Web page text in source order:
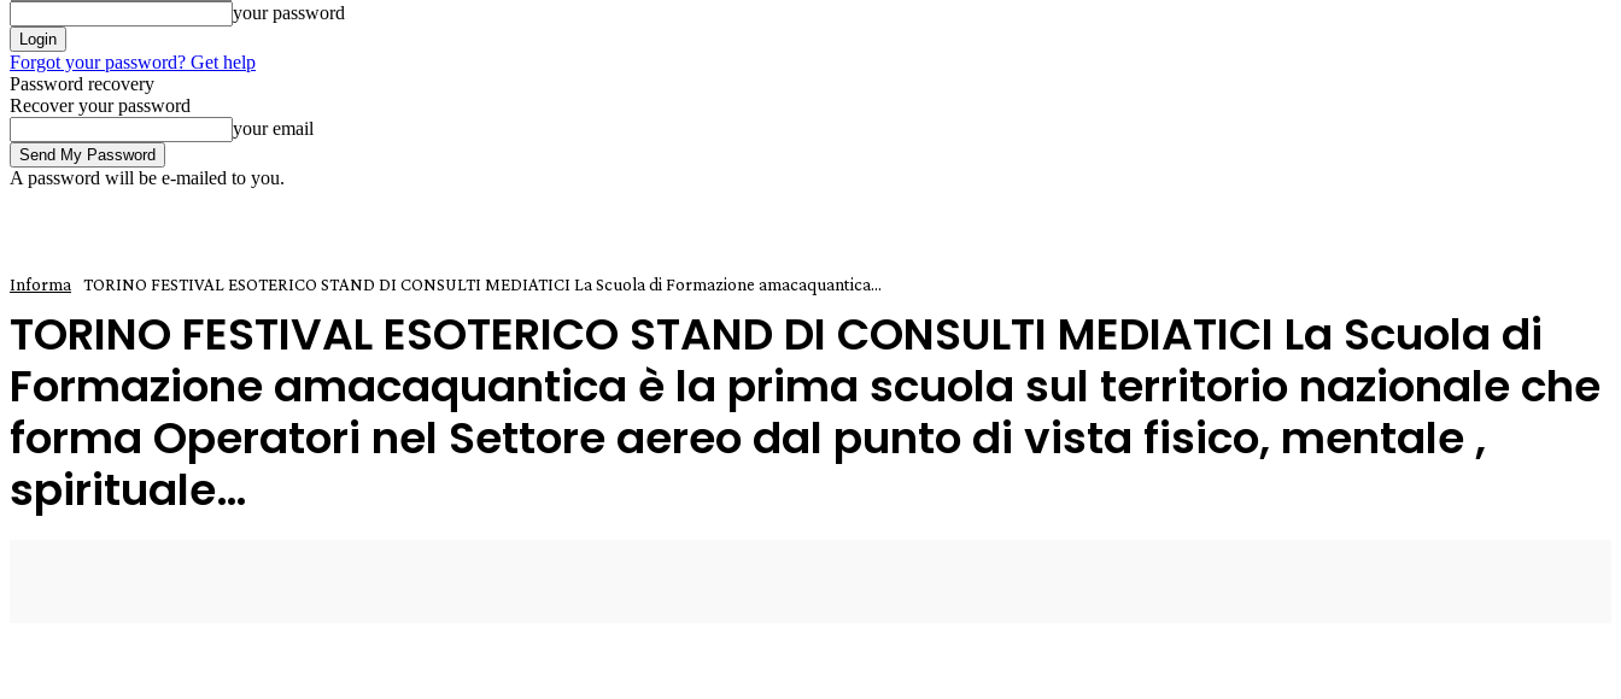
your password
Forgot your password? Get help
Password recovery
Recover your password
your email
A password will be e-mailed to you.
Informa TORINO FESTIVAL ESOTERICO STAND DI CONSULTI MEDIATICI La Scuola di Formazione amacaquantica...
TORINO FESTIVAL ESOTERICO STAND DI CONSULTI MEDIATICI La Scuola di
Formazione amacaquantica è la prima scuola sul territorio nazionale che
forma Operatori nel Settore aereo dal punto di vista fisico, mentale ,
spirituale…